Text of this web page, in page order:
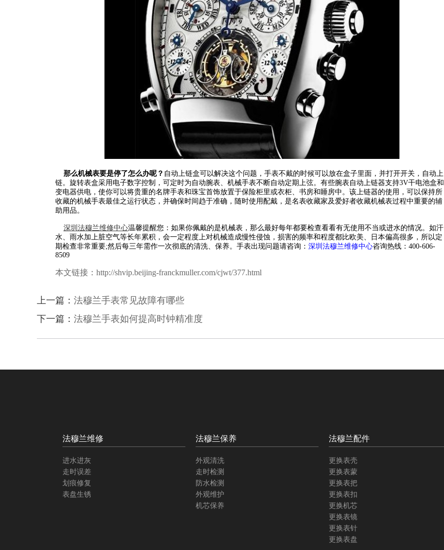
那么机械表要是停了怎么办呢？ 自动上链盒可以解决这个问题，手表不戴的时候可以放在盒子里面，并打开开关，自动上
链。旋转表盒采用电子数字控制，可定时为自动腕表、机械手表不断自动定期上弦。有些腕表自动上链器支持3V干电池盒和
变电器供电，使你可以将贵重的名牌手表和珠宝首饰放置于保险柜里或衣柜、书房和睡房中。该上链器的使用，可以保持所
收藏的机械手表最佳之运行状态，并确保时间趋于准确，随时使用配戴，是名表收藏家及爱好者收藏机械表过程中重要的辅
助用品。
深圳法穆兰维修中心温馨提醒您：如果你佩戴的是机械表，那么最好每年都要检查看看有无使用不当或进水的情况。如汗
水、雨水加上脏空气等长年累积，会一定程度上对机械造成慢性侵蚀，损害的频率和程度都比欧美、日本偏高很多，所以定
期检查非常重要;然后每三年需作一次彻底的清洗、保养。手表出现问题请咨询： 深圳法穆兰维修中心咨询热线：400-606-
8509
本文链接：http://shvip.beijing-franckmuller.com/cjwt/377.html
上一篇： 法穆兰手表常见故障有哪些
下一篇： 法穆兰手表如何提高时钟精准度
法穆兰维修
进水进灰
走时误差
划痕修复
表盘生锈
法穆兰保养
外观清洗
走时检测
防水检测
外观维护
机芯保养
法穆兰配件
更换表壳
更换表蒙
更换表把
更换表扣
更换机芯
更换表镜
更换表针
更换表盘